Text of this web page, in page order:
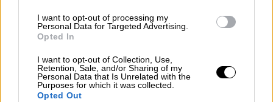
I want to opt-out of processing my
Personal Data for Targeted Advertising.
Opted In
I want to opt-out of Collection, Use,
Retention, Sale, and/or Sharing of my
Personal Data that Is Unrelated with the
Purposes for which it was collected.
Opted Out
ΔΙΑΒΑΣΤΕ ΕΠΙΣΗΣ
Κόσμος
Φρίκη στη Βραζιλία: Ομάδα νεαρών
ξυλοκόπησε με σίδερα και ξύλα ένα
καπιμπάρα